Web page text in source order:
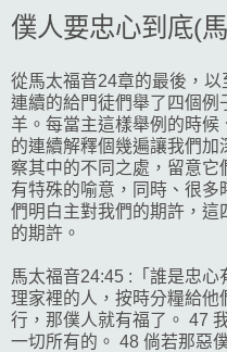
僕人要忠心到底(
從馬太福音24章的最後，
連續的給門徒們舉了四個
羊。每當主這樣舉例的時
的連續解釋個幾遍讓我們
察其中的不同之處，留意
有特殊的喻意，同時、很
們明白主對我們的期許，這
的期許。
馬太福音24:45 :「誰是忠
理家裡的人，按時分糧給他
行，那僕人就有福了。 47
一切所有的。 48 倘若那惡